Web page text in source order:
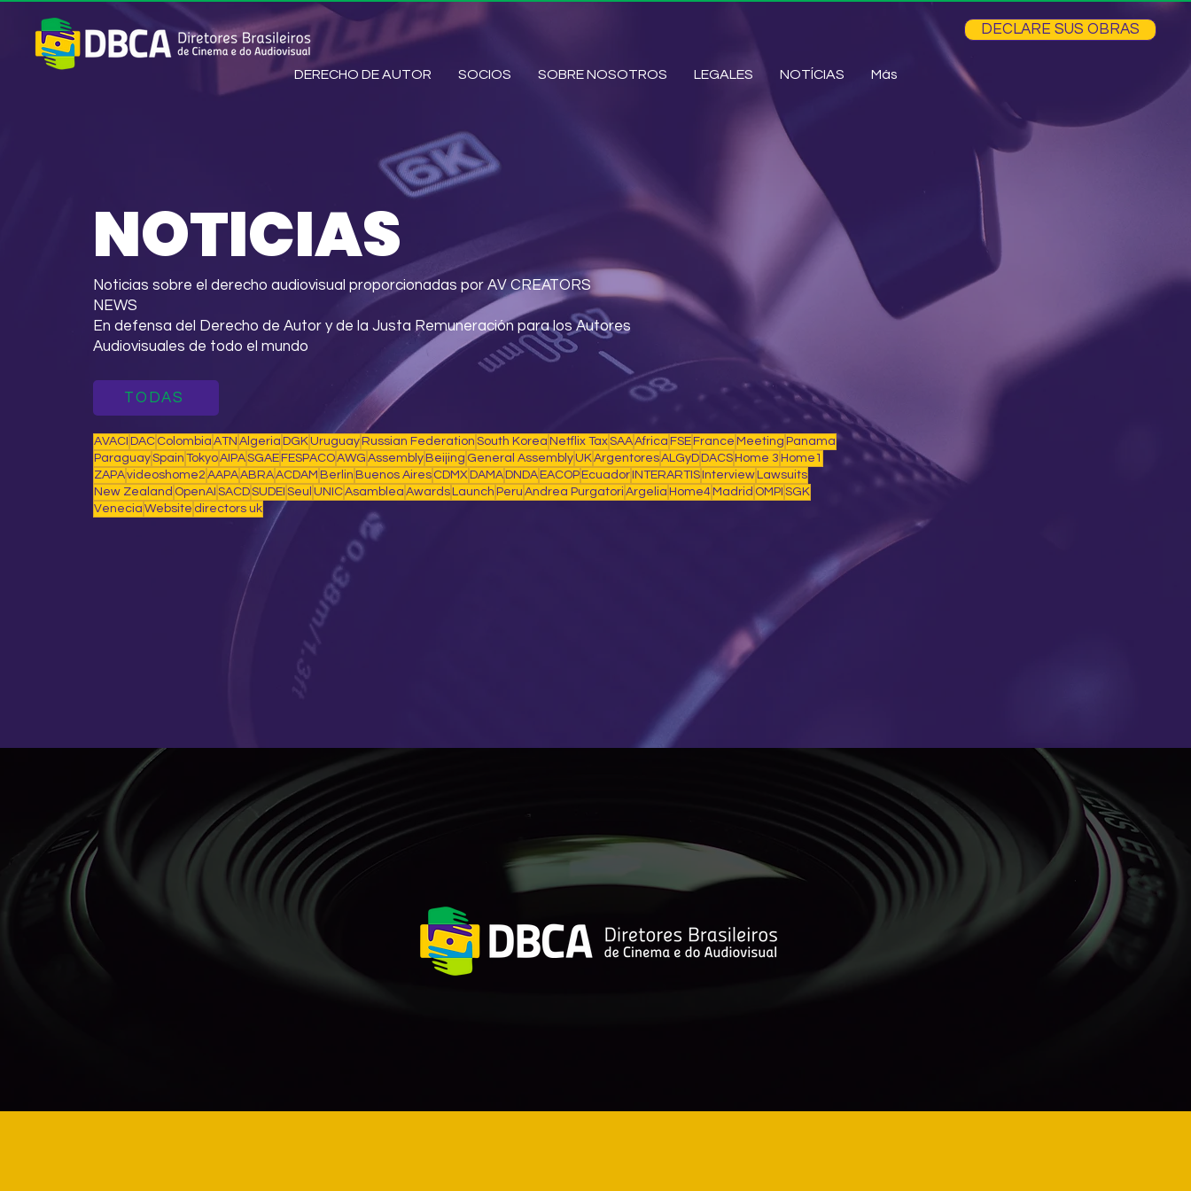
DECLARE SUS OBRAS
DERECHO DE AUTOR SOCIOS SOBRE NOSOTROS LEGALES NOTÍCIAS Más
NOTICIAS
Noticias sobre el derecho audiovisual proporcionadas por AV CREATORS
NEWS
En defensa del Derecho de Autor y de la Justa Remuneración para los Autores
Audiovisuales de todo el mundo
TODAS
AVACI DAC Colombia ATN Algeria DGK Uruguay Russian Federation South Korea Netflix TaxSAAAfrica FSE France Meeting Panama
ParaguaySpain TokyoAIPASGAE FESPACOAWG Assembly Beijing General Assembly UKArgentoresALGyD DACS Home 3 Home1
ZAPAvideoshome2 AAPAABRAACDAM Berlin Buenos Aires CDMX DAMA DNDA EACOP Ecuador INTERARTIS Interview Lawsuits
New Zealand OpenAI SACDSUDEI Seul UNICAsamblea Awards Launch Peru Andrea Purgatori Argelia Home4 Madrid OMPI SGK
Venecia Website directors uk
Crecen las demandas
por derechos de autor